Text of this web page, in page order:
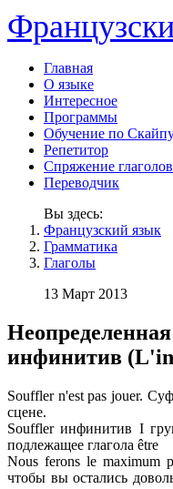
Главная
О языке
Интересное
Программы
Обучение по
Репетитор
Спряжение глаголов
Переводчик
Вы здесь:
Французский язык
Грамматика
Глаголы
13 Март 2013
инфинитив
Souffler n'est pas jouer.
сцене.
Souffler инфинитив I
подлежащее глагола être
Nous ferons le maximum
чтобы вы остались